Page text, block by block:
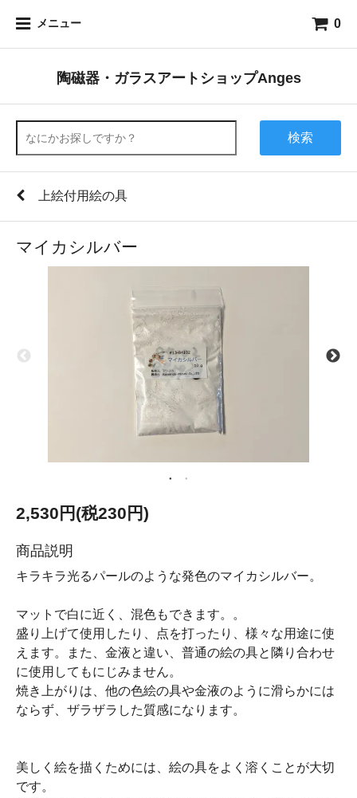
メニュー 0
陶磁器・ガラスアートショップAnges
検索
上絵付用絵の具
マイカシルバー
2,530円(税230円)
商品説明
キラキラ光るパールのような発色のマイカシルバー。
マットで白に近く、混色もできます。。
盛り上げて使用したり、点を打ったり、様々な用途に使
えます。また、金液と違い、普通の絵の具と隣り合わせ
に使用してもにじみません。
焼き上がりは、他の色絵の具や金液のように滑らかには
ならず、ザラザラした質感になります。
美しく絵を描くためには、絵の具をよく溶くことが大切
です。